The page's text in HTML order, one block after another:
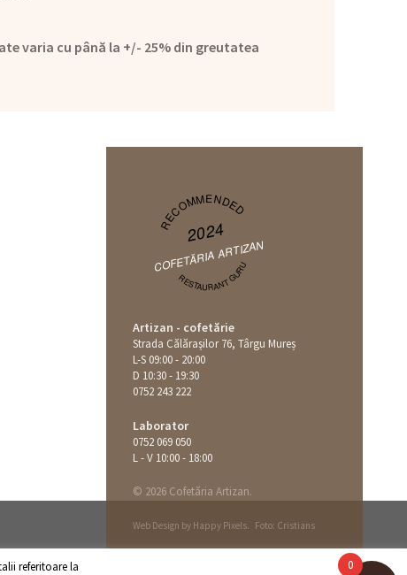
varia cu până la +/- 25% din greutatea
RECOMMENDED
2024
COFETĂRIA ARTIZAN
RESTAURANT GURU
Artizan - cofetărie
Strada Călăraşilor 76, Târgu Mureș
L-S 09:00 - 20:00
D 10:30 - 19:30
0752 243 222
Laborator
0752 069 050
L - V 10:00 - 18:00
© 2026 Cofetăria Artizan.
Web Design by Happy Pixels. Foto: Cristians
referitoare la 0